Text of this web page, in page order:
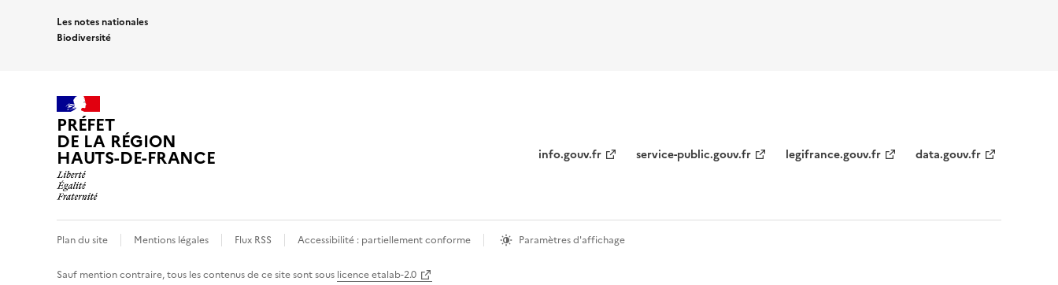
Les notes nationales
Biodiversité
PRÉFET
DE LA RÉGION
HAUTS-DE-FRANCE info.gouv.fr service-public.gouv.fr legifrance.gouv.fr data.gouv.fr
Plan du site Mentions légales Flux RSS Accessibilité : partiellement conforme Paramètres d'affichage
Sauf mention contraire, tous les contenus de ce site sont sous licence etalab-2.0